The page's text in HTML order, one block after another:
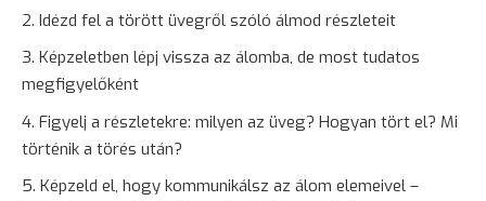
Idézd fel a törött üvegről szóló álmod részleteit
Képzeletben lépj vissza az álomba, de most tudatos
megfigyelőként
Figyelj a részletekre: milyen az üveg? Hogyan tört el? Mi
történik a törés után?
Képzeld el, hogy kommunikálsz az álom elemeivel –